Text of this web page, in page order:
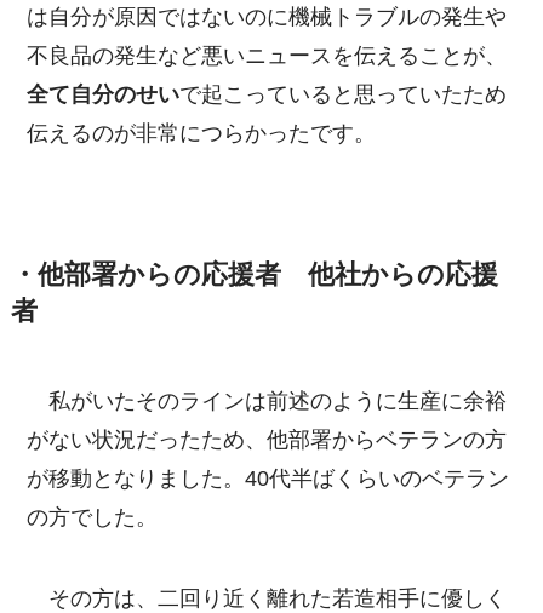
は自分が原因ではないのに機械トラブルの発生や
不良品の発生など悪いニュースを伝えることが、
全て自分のせいで起こっていると思っていたため
伝えるのが非常につらかったです。
・他部署からの応援者 他社からの応援
者
私がいたそのラインは前述のように生産に余裕
がない状況だったため、他部署からベテランの方
が移動となりました。40代半ばくらいのベテラン
の方でした。
その方は、二回り近く離れた若造相手に優しく